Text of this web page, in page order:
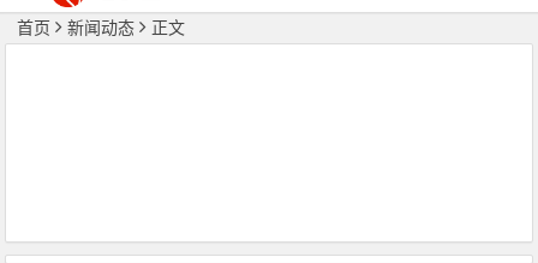
首页 新闻动态 正文